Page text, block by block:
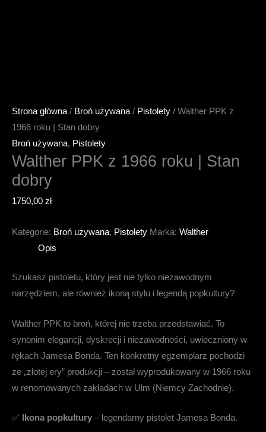
Strona główna/ Broń używana/ Pistolety / Walther PPK z
1966 roku | Stan dobry
Broń używana, Pistolety
Walther PPK z 1966 roku | Stan
dobry
1750,00 zł
Kategorie: Broń używana, Pistolety Marka: Walther
Opis
Szukasz pistoletu, który jest nie tylko niezawodnym
narzędziem, ale również ikoną stylu i legendą popkultury?
Walther PPK to broń, której nie trzeba przedstawiać. To
synonim elegancji, dyskrecji i niezawodności, uwieczniony w
rękach Jamesa Bonda. Ten konkretny egzemplarz pochodzi
ze „złotej ery” produkcji – został wyprodukowany w 1966 roku
w renomowanych zakładach w Ulm (Niemcy Zachodnie).
✅ Ikona popkultury – legendarny pistolet Jamesa Bonda.